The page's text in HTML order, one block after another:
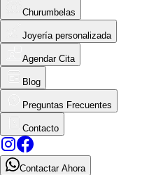
Churumbelas
Joyería personalizada
Agendar Cita
Blog
Preguntas Frecuentes
Contacto
Contactar Ahora